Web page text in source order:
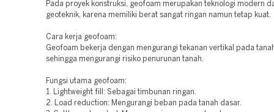
Pada proyek konstruksi, geofoam merupakan teknologi modern
geoteknik, karena memiliki berat sangat ringan namun tetap kuat.
Cara kerja geofoam:
Geofoam bekerja dengan mengurangi tekanan vertikal pada
sehingga mengurangi risiko penurunan tanah.
Fungsi utama geofoam:
1. Lightweight fill: Sebagai timbunan ringan.
2. Load reduction: Mengurangi beban pada tanah dasar.